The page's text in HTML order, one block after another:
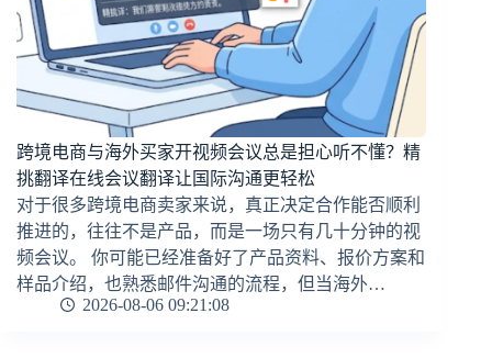
跨境电商与海外买家开视频会议总是担心听不懂？精
挑翻译在线会议翻译让国际沟通更轻松
对于很多跨境电商卖家来说，真正决定合作能否顺利
推进的，往往不是产品，而是一场只有几十分钟的视
频会议。 你可能已经准备好了产品资料、报价方案和
样品介绍，也熟悉邮件沟通的流程，但当海外…
2026-08-06 09:21:08